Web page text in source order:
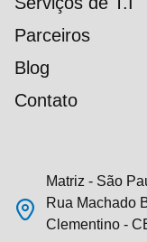
Parceiros
Blog
Contato
Matriz - São
Rua Machado
Clementino -